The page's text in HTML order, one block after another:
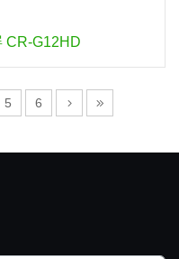
CR-G12HD
5 6